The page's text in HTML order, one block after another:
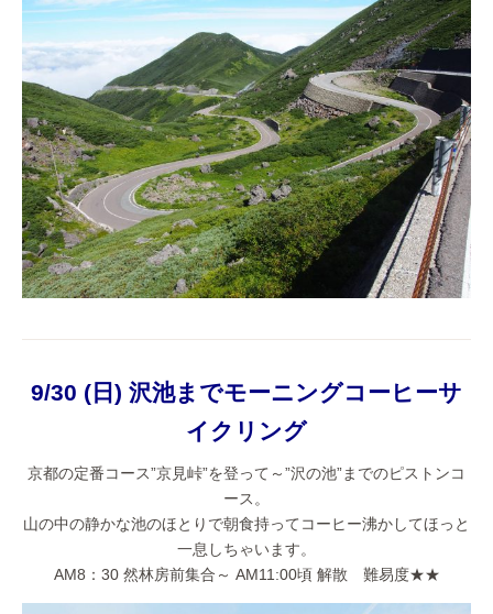
9/30 (日) 沢池までモーニングコーヒーサ
イクリング
京都の定番コース”京見峠”を登って～”沢の池”までのピストンコ
ース。
山の中の静かな池のほとりで朝食持ってコーヒー沸かしてほっと
一息しちゃいます。
AM8：30 然林房前集合～ AM11:00頃 解散 難易度★★